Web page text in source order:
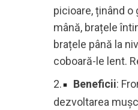
picioare, ținând o
mână, brațele
brațele până la
coboară-le lent.
Beneficii:
dezvoltarea